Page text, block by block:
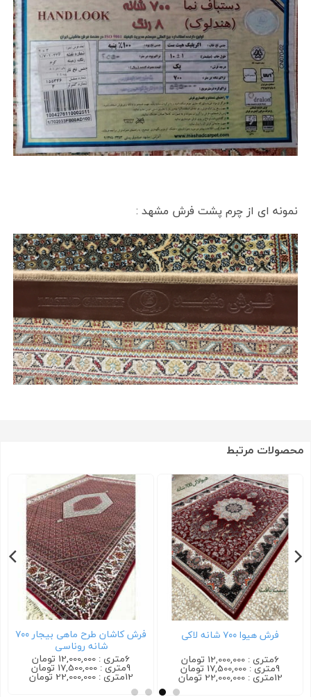
نمونه ای از چرم پشت فرش مشهد :
محصولات مرتبط
فرش هیوا ۷۰۰ شانه لاکی
6متری : 12,000,000 تومان
9متری : 17,500,000 تومان
12متری : 22,000,000 تومان
فرش کاشان طرح ماهی بیجار ۷۰۰
شانه روناسی
6متری : 12,000,000 تومان
9متری : 17,500,000 تومان
12متری : 22,000,000 تومان